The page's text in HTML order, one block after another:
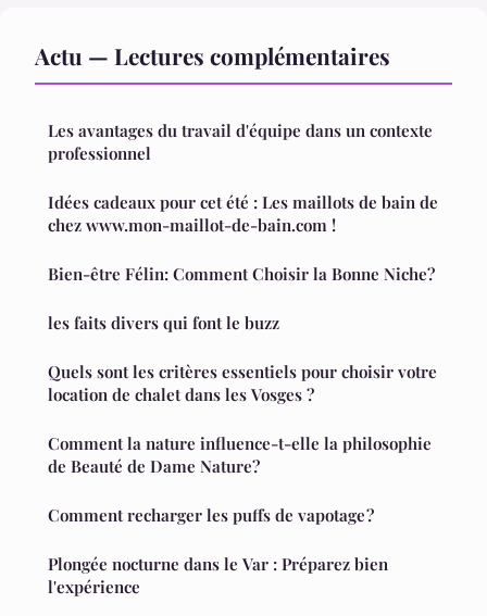
Actu — Lectures complémentaires
Les avantages du travail d'équipe dans un contexte
professionnel
Idées cadeaux pour cet été : Les maillots de bain de
chez www.mon-maillot-de-bain.com !
Bien-être Félin: Comment Choisir la Bonne Niche?
les faits divers qui font le buzz
Quels sont les critères essentiels pour choisir votre
location de chalet dans les Vosges ?
Comment la nature influence-t-elle la philosophie
de Beauté de Dame Nature?
Comment recharger les puffs de vapotage ?
Plongée nocturne dans le Var : Préparez bien
l'expérience